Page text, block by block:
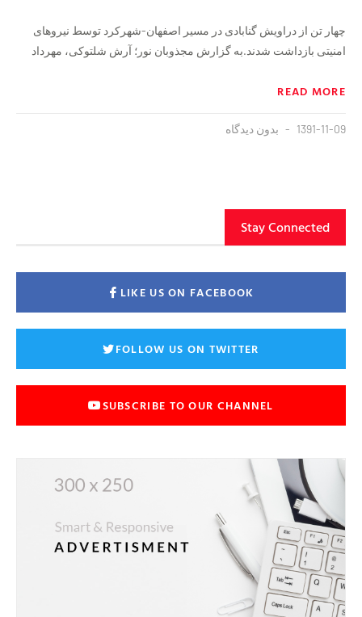
چهار تن از دراویش گنابادی در مسیر اصفهان-شهرکرد توسط نیروهای
امنیتی بازداشت شدند.به گزارش مجذوبان نور؛ آرش شلتوکی، مهرداد
READ MORE
1391-11-09 بدون دیدگاه
Stay Connected
LIKE US ON FACEBOOK
FOLLOW US ON TWITTER
SUBSCRIBE TO OUR CHANNEL